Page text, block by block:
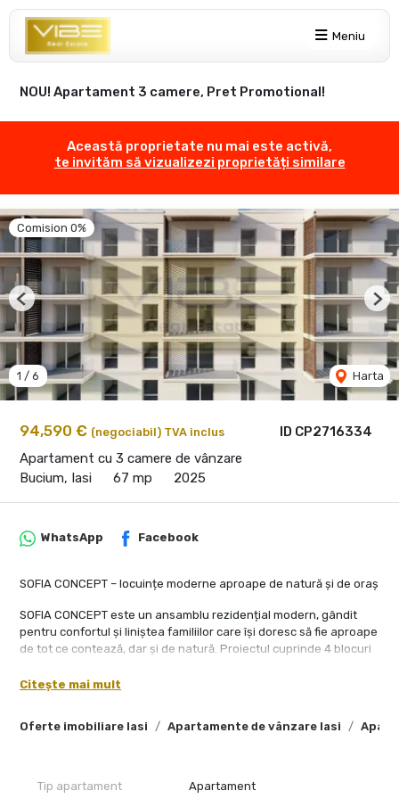
Meniu
NOU! Apartament 3 camere, Pret Promotional!
Această proprietate nu mai este activă,
te invităm să vizualizezi proprietăți similare
ID CP2716334
94,590 € (negociabil) TVA inclus
Apartament cu 3 camere de vânzare
Bucium, Iasi
67 mp 2025
Comision 0%
1 / 6 Harta
Previous
Oferte imobiliare Iasi Apartamente de vânzare Iasi
WhatsApp Facebook
SOFIA CONCEPT – locuințe moderne aproape de natură și de oraș
SOFIA CONCEPT este un ansamblu rezidențial modern, gândit
pentru confortul și liniștea familiilor care își doresc să fie aproape
de tot ce contează, dar și de natură. Proiectul cuprinde 4 blocuri
cadre de beton și zidărie integrală din cărămidă, pentru rezistență
📍 Localizat la doar:
3 km de grădiniță
Citește mai mult
Tip apartament Apartament